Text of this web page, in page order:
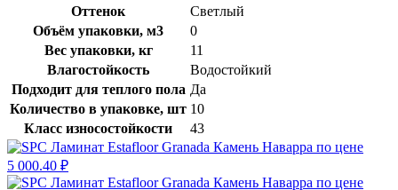
Оттенок
Светлый
Объём упаковки, м3
0
Вес упаковки, кг
11
Влагостойкость
Водостойкий
Подходит для теплого пола Да
Количество в упаковке, шт 10
Класс износостойкости
43